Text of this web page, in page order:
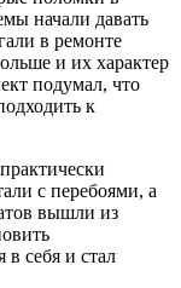
начали давать
в ремонте
и их характер
подумал, что
к
с перебоями, а
вышли из
себя и стал